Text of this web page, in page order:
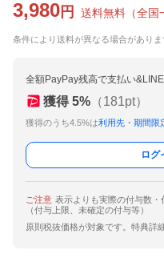
3,980 円 送料無料 （全国
条件により送料が異なる場合がありま
全額PayPay残高で支払い
獲得 5% （181pt）
獲得のうち4.5%は利用先・期間限
ログ
ご注意 表示よりも実際の付与数
（付与上限、未確定の付与等）
原則税抜価格が対象です。特典詳